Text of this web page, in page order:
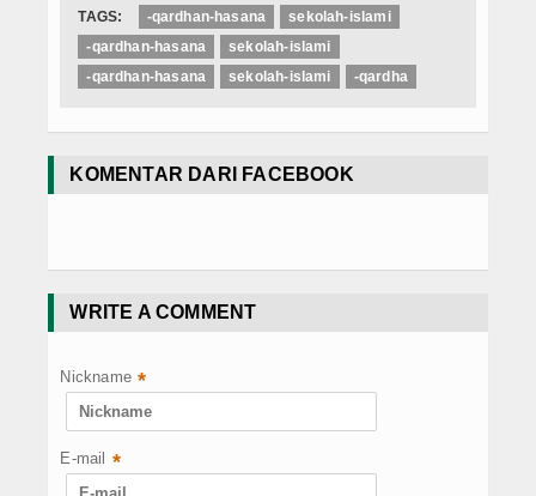
TAGS: -qardhan-hasana
sekolah-islami
-qardhan-hasana
sekolah-islami
-qardhan-hasana
sekolah-islami -qardha
KOMENTAR DARI FACEBOOK
WRITE A COMMENT
Nickname *
E-mail *